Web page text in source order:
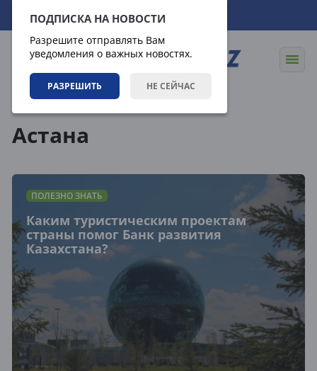
ПОДПИСКА НА НОВОСТИ
Разрешите отправлять Вам
уведомления о важных новостях.
РАЗРЕШИТЬ НЕ СЕЙЧАС
06.08.2026 17:10:09
Астана
ПОЛЕЗНО ЗНАТЬ
Каким туристическим проектам
страны помог Банк развития
Казахстана?